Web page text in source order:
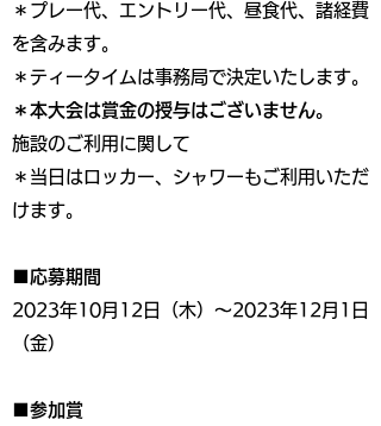
＊プレー代、エントリー代、昼食代、諸経費
を含みます。
＊ティータイムは事務局で決定いたします。
＊本大会は賞金の授与はございません。
施設のご利用に関して
＊当日はロッカー、シャワーもご利用いただ
けます。
■応募期間
2023年10月12日（木）～2023年12月1日
（金）
■参加賞